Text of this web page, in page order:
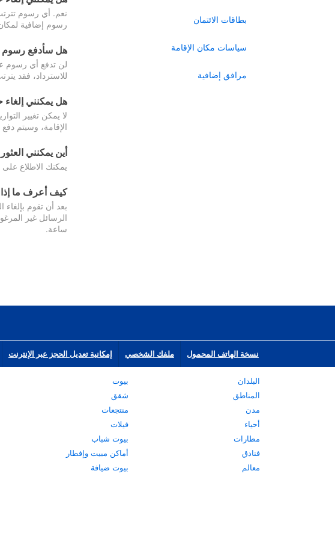
بطاقات الائتمان
سياسات مكان الإقامة
مرافق إضافية
نعم. أي رسوم
رسوم إضافية
هل سأدفع رسوم
لن تدفع أي رسوم
للاسترداد، فقد
هل يمكنني إلغاء
لا يمكن تغيير
الإقامة، وسيتم
أين يمكنني
يمكنك الاطلاع
كيف أعرف ما
بعد أن تقوم
ساعة.
نسخة الهاتف المحمول ملفك الشخصي إمكانية تعديل الحجز عبر الإنترنت
البلدان
المناطق
مدن
أحياء
مطارات
فنادق
معالم
بيوت
شقق
منتجعات
فيلات
بيوت شباب
أماكن مبيت وإفطار
بيوت ضيافة